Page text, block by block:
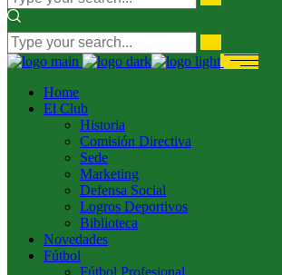
Home
El Club
Historia
Comisión Directiva
Sede
Marketing
Defensa Social
Logros Deportivos
Biblioteca
Novedades
Fútbol
Fútbol Profesional